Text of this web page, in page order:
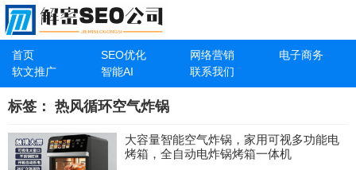
首页 SEO优化 网络营销
电子商务
软文推广
智能AI 联系我们
标签： 热风循环空气炸锅
大容量智能空气炸锅，家用可视多功能电
烤箱，全自动电炸锅烤箱一体机